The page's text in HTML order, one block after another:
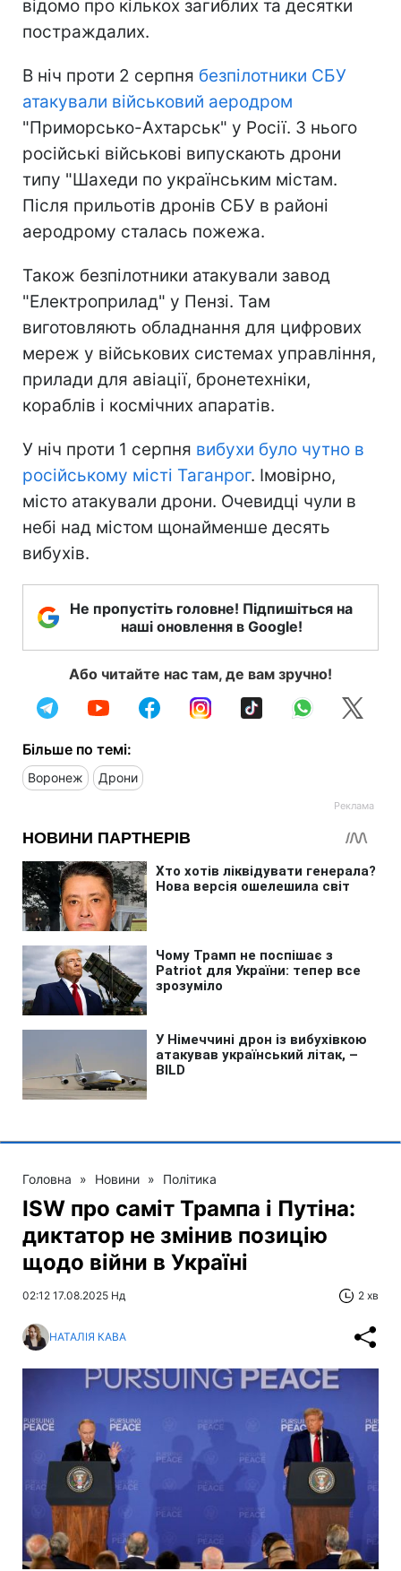
відомо про кількох загиблих та десятки
постраждалих.
В ніч проти 2 серпня безпілотники СБУ
атакували військовий аеродром
"Приморсько-Ахтарськ" у Росії. З нього
російські військові випускають дрони
типу "Шахеди по українським містам.
Після прильотів дронів СБУ в районі
аеродрому сталась пожежа.
Також безпілотники атакували завод
"Електроприлад" у Пензі. Там
виготовляють обладнання для цифрових
мереж у військових системах управління,
прилади для авіації, бронетехніки,
кораблів і космічних апаратів.
У ніч проти 1 серпня вибухи було чутно в
російському місті Таганрог. Імовірно,
місто атакували дрони. Очевидці чули в
небі над містом щонайменше десять
вибухів.
Не пропустіть головне! Підпишіться на
наші оновлення в Google!
Або читайте нас там, де вам зручно!
Більше по темі:
Воронеж Дрони
Головна » Новини » Політика
ISW про саміт Трампа і Путіна:
диктатор не змінив позицію
щодо війни в Україні
02:12 17.08.2025 Нд 2 хв
НАТАЛІЯ КАВА